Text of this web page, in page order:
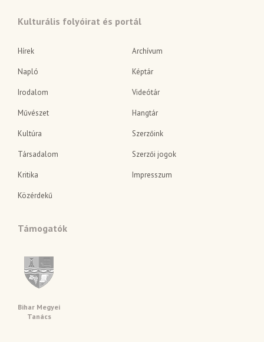
Kulturális folyóirat és portál
Hírek
Napló
Irodalom
Művészet
Kultúra
Társadalom
Kritika
Közérdekű
Archívum
Képtár
Videótár
Hangtár
Szerzőink
Szerzői jogok
Impresszum
Támogatók
Bihar Megyei
Tanács